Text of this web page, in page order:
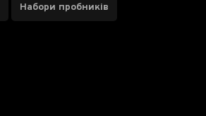
Набори пробників